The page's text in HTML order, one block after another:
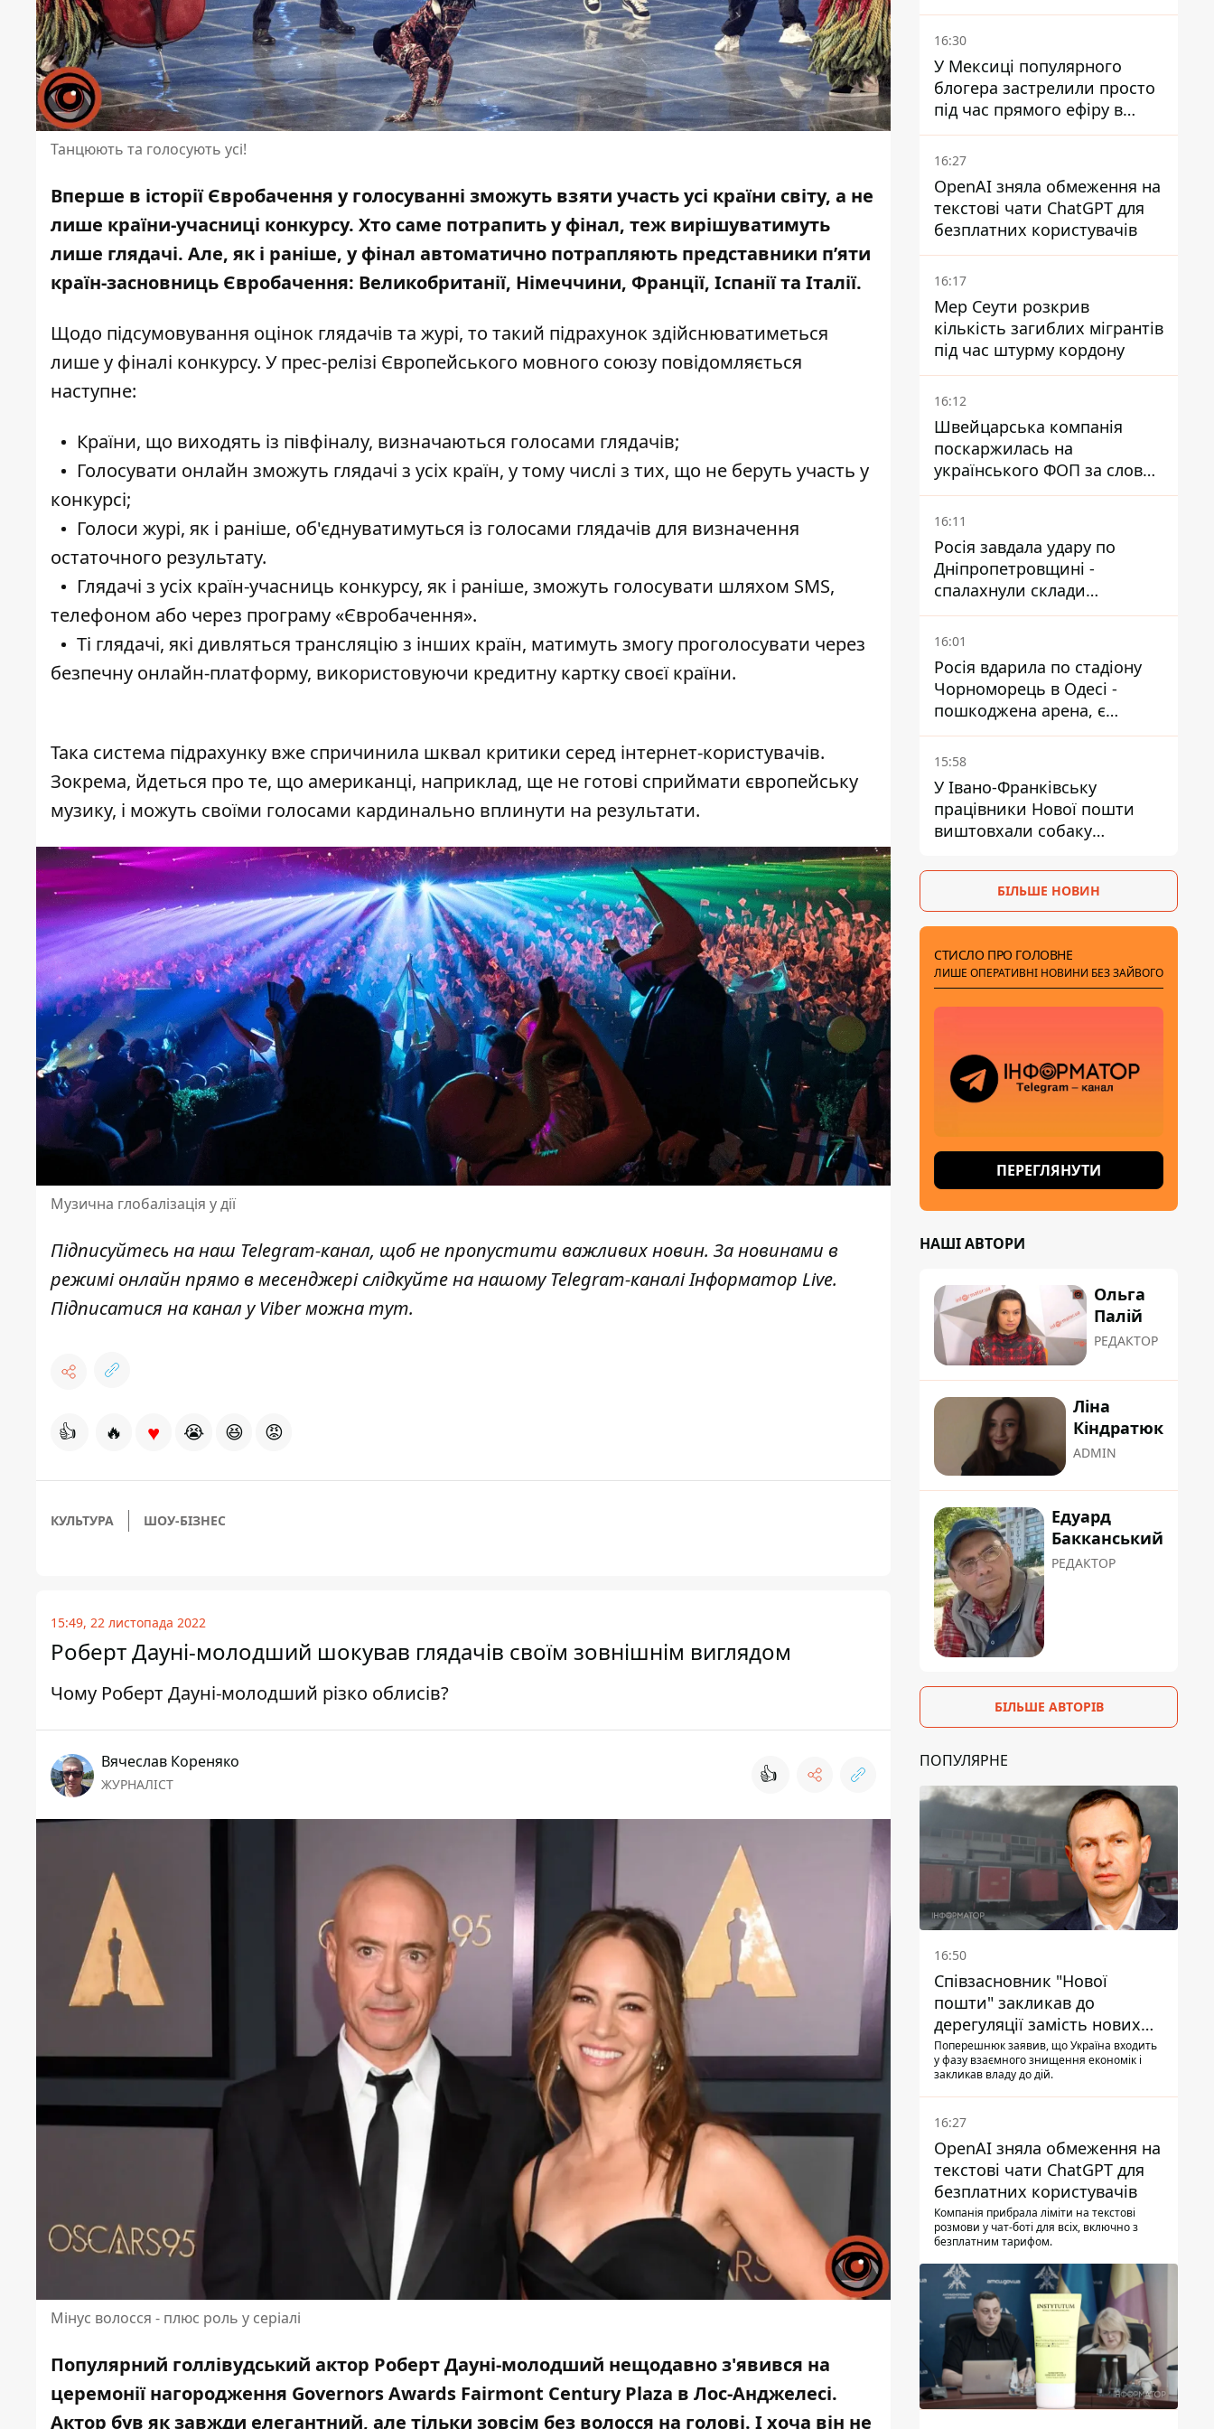
Танцюють та голосують усі!
Вперше в історіїЄвробачення у голосуванні зможуть взяти участь усі країни світу, а не
лише країни-учасниці конкурсу. Хто саме потрапить у фінал, теж вирішуватимуть
лише глядачі. Але, як і раніше, у фінал автоматично потрапляють представники п’яти
країн-засновниць Євробачення: Великобританії, Німеччини, Франції, Іспанії та Італії.
Щодо підсумовування оцінок глядачів та журі, то такий підрахунок здійснюватиметься
лише у фіналі конкурсу. У прес-релізі Європейського мовного союзу повідомляється
наступне:
Країни, що виходять із півфіналу, визначаються голосами глядачів;
Голосувати онлайн зможуть глядачі з усіх країн, у тому числі з тих, що не беруть участь у
конкурсі;
Голоси журі, як і раніше, об'єднуватимуться із голосами глядачів для визначення
остаточного результату.
Глядачі з усіх країн-учасниць конкурсу, як і раніше, зможуть голосувати шляхом SMS,
телефоном або через програму «Євробачення».
Ті глядачі, які дивляться трансляцію з інших країн, матимуть змогу проголосувати через
безпечну онлайн-платформу, використовуючи кредитну картку своєї країни.
Така система підрахунку вже спричинила шквал критики серед інтернет-користувачів.
Зокрема, йдеться про те, що американці, наприклад, ще не готові сприймати європейську
музику, і можуть своїми голосами кардинально вплинути на результати.
Музична глобалізація у дії
Підписуйтесь на наш Telegram-канал, щоб не пропустити важливих новин. За новинами в
режимі онлайн прямо в месенджері слідкуйте на нашому Telegram-каналіІнформатор Live.
Підписатися на канал у Viber можнатут.
👍 🔥 ♥ 😭 😆 😡
КУЛЬТУРА ШОУ-БІЗНЕС
15:49, 22 листопада 2022
Роберт Дауні-молодший шокував глядачів своїм зовнішнім виглядом
Чому Роберт Дауні-молодший різко облисів?
Вячеслав Кореняко
ЖУРНАЛІСТ 👍
Мінус волосся - плюс роль у серіалі
Популярний голлівудський актор Роберт Дауні-молодший нещодавно з'явився на
церемонії нагородження Governors Awards Fairmont Century Plaza в Лос-Анджелесі.
Актор був як завжди елегантний, але тільки зовсім без волосся на голові. І хоча він не
служити в "ДНР" - йому
оголосили підозру,
загрожує довічне
16:30
У Мексиці популярного
блогера застрелили просто
під час прямого ефіру в
TikTok
16:27
OpenAI зняла обмеження на
текстові чати ChatGPT для
безплатних користувачів
16:17
Мер Сеути розкрив
кількість загиблих мігрантів
під час штурму кордону
16:12
Швейцарська компанія
поскаржилась на
українського ФОП за слова
SUN SCRIPTION на упаковці
крему - АМКУ наклав штраф
16:11
Росія завдала удару по
Дніпропетровщині -
спалахнули склади
логістичної компанії
16:01
Росія вдарила по стадіону
Чорноморець в Одесі -
пошкоджена арена, є
постраждалий
15:58
У Івано-Франківську
працівники Нової пошти
виштовхали собаку
спеку — реакція компанії
БІЛЬШЕ НОВИН
СТИСЛО ПРО ГОЛОВНЕ
ЛИШЕ ОПЕРАТИВНІ НОВИНИ БЕЗ ЗАЙВОГО
ПЕРЕГЛЯНУТИ
НАШІ АВТОРИ
Ольга
Палій
РЕДАКТОР
Ліна
Кіндратюк
ADMIN
Едуард
Бакканський
РЕДАКТОР
БІЛЬШЕ АВТОРІВ
ПОПУЛЯРНЕ
16:50
Співзасновник "Нової
пошти" закликав до
дерегуляції замість нових
податків - Гетманцев проти
Поперешнюк заявив, що Україна входить
у фазу взаємного знищення економік і
закликав владу до дій.
16:27
OpenAI зняла обмеження на
текстові чати ChatGPT для
безплатних користувачів
Компанія прибрала ліміти на текстові
розмови у чат-боті для всіх, включно з
безплатним тарифом.